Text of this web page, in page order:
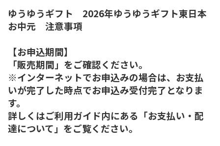
ゆうゆうギフト 2026年ゆうゆうギフト東日本
お中元 注意事項
【お申込期間】
「販売期間」をご確認ください。
※インターネットでお申込みの場合は、お支払
いが完了した時点でお申込み受付完了となりま
す。
詳しくはご利用ガイド内にある「お支払い・配
達について」をご覧ください。